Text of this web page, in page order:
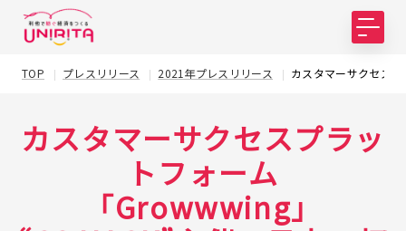
TOP プレスリリース 2021年プレスリリース カスタマーサクセス
カスタマーサクセスプラッ
トフォーム
「Growwwing」